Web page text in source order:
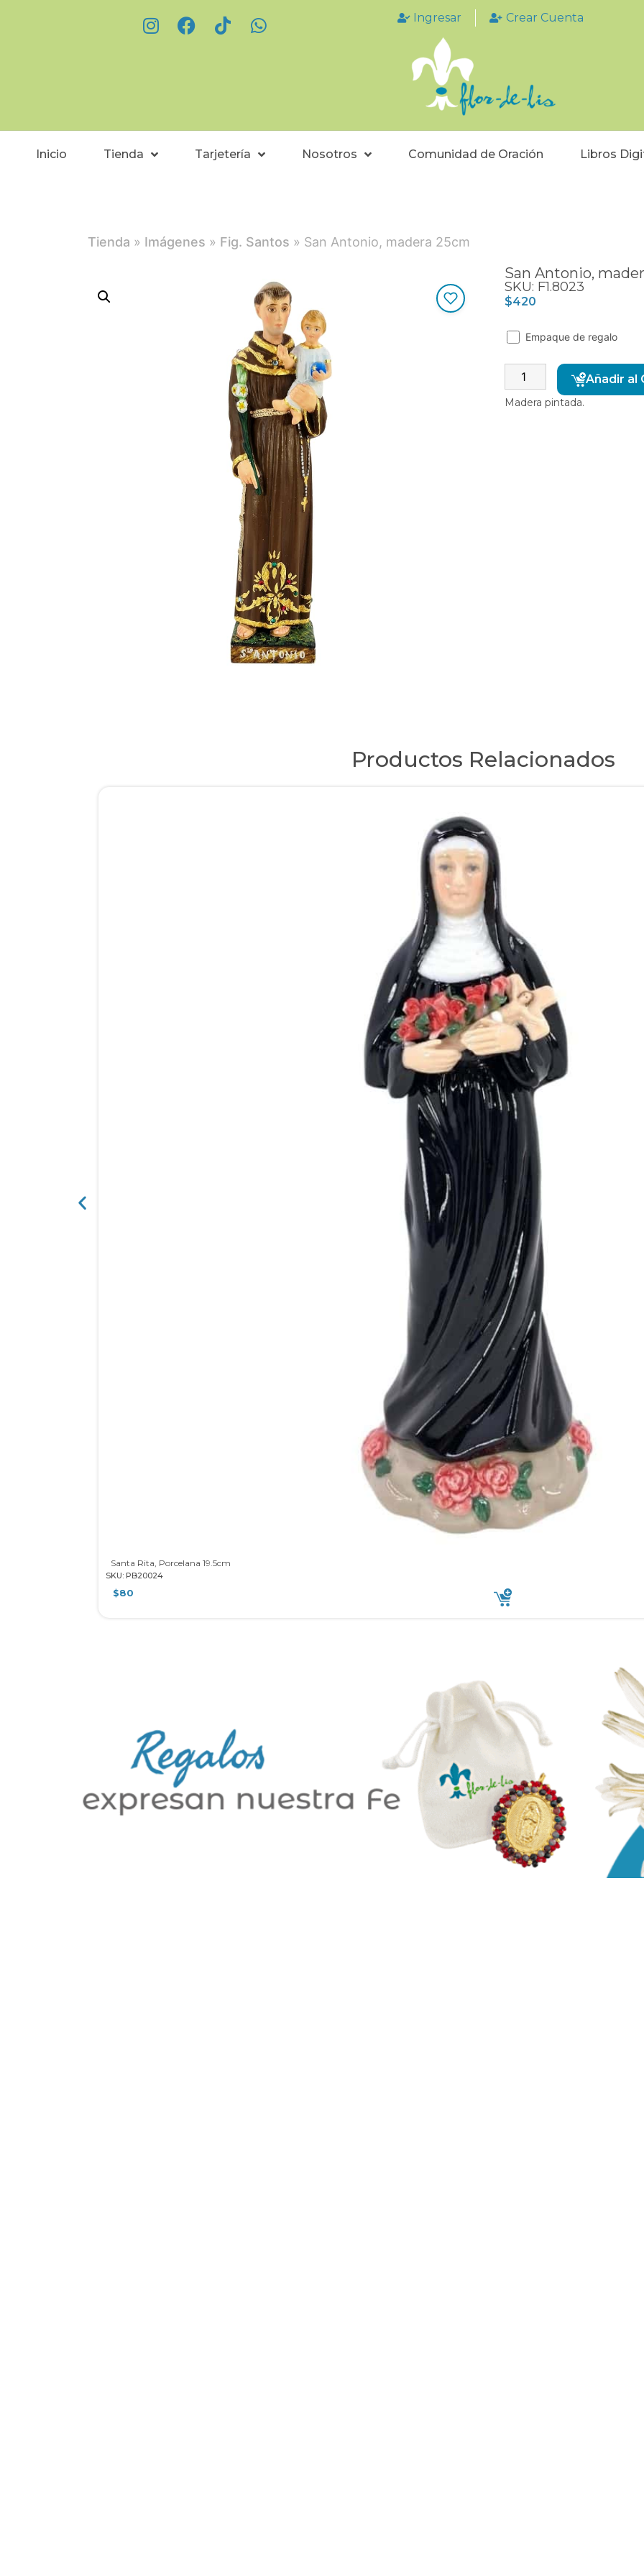
Ingresar Crear Cuenta
Inicio Tienda Tarjetería Nosotros Comunidad de Oración Libros
Tienda » Imágenes » Fig. Santos » San Antonio, madera 25cm
San Antonio,
SKU: F1.8023
$420
Empaque de regalo
Añadir al
Madera pintada.
Productos Relacionados
Santa Rita, Porcelana 19.5cm
SKU: PB20024
$80